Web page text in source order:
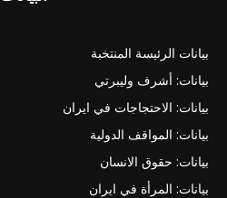
بيانات الرئيسة المنتخبة
بيانات: أشرف وليبرتي
بيانات: الاحتجاجات في ايران
بيانات: المواقف الدولية
بيانات: حقوق الانسان
بيانات: المرأة في ايران